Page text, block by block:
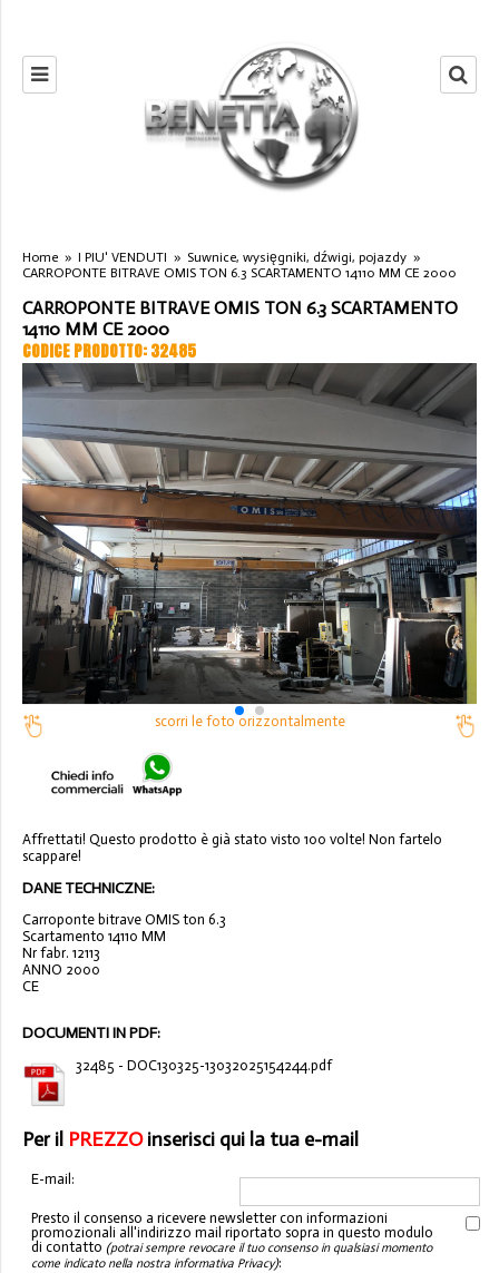
Home » I PIU' VENDUTI » Suwnice, wysięgniki, dźwigi, pojazdy »
CARROPONTE BITRAVE OMIS TON 6.3 SCARTAMENTO 14110 MM CE 2000
CARROPONTE BITRAVE OMIS TON 6.3 SCARTAMENTO
14110 MM CE 2000
CODICE PRODOTTO: 32485
scorri le foto orizzontalmente
Affrettati! Questo prodotto è già stato visto 100 volte! Non fartelo
scappare!
DANE TECHNICZNE:
Carroponte bitrave OMIS ton 6.3
Scartamento 14110 MM
Nr fabr. 12113
ANNO 2000
CE
DOCUMENTI IN PDF:
32485 - DOC130325-13032025154244.pdf
Per il PREZZOinserisci qui la tua e-mail
E-mail:
Presto il consenso a ricevere newsletter con informazioni
promozionali all'indirizzo mail riportato sopra in questo modulo
di contatto (potrai sempre revocare il tuo consenso in qualsiasi momento
come indicato nella nostra informativa Privacy):